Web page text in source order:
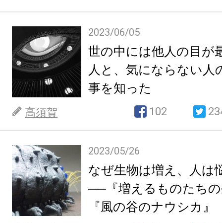
2023/06/05
世の中には他人の目が
人と、気にならない人
事を知った
高須賀 102
2023/05/26
なぜ生物は増え、人は
──『増えるものたち
『風の谷のナウシカ』